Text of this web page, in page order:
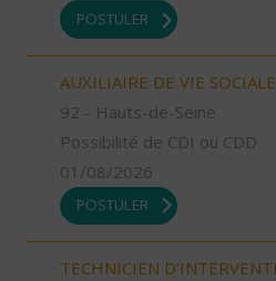
POSTULER
AUXILIAIRE DE VIE
92 - Hauts-de-Seine
Possibilité de CDI ou CDD
01/08/2026
POSTULER
TECHNICIEN